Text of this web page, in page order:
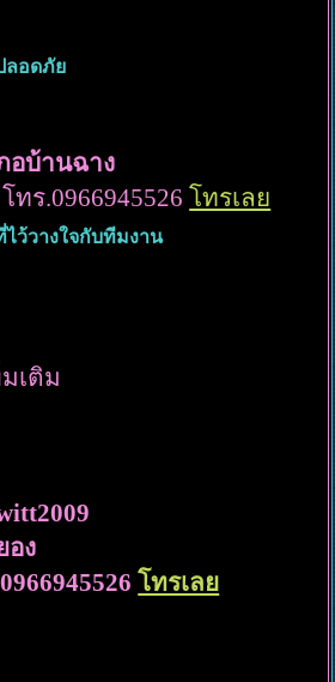
ลอดภัย
อบ้านฉาง
ทร.0966945526โทรเลย
วางใจกับทีมงาน
เติม
อง
โทรเลย